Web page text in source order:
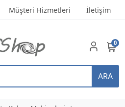
Müşteri Hizmetleri İletişim
ARA
0